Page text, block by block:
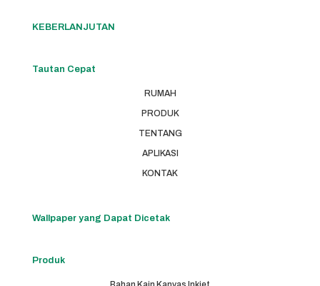
KEBERLANJUTAN
Tautan Cepat
RUMAH
PRODUK
TENTANG
APLIKASI
KONTAK
Wallpaper yang Dapat Dicetak
Produk